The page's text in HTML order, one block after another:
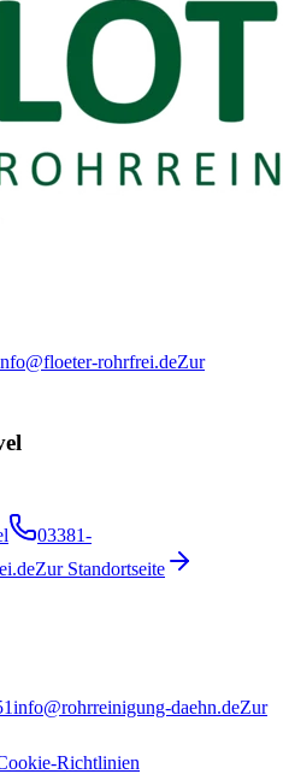
rohrfrei.deZur
03381-
Zur Standortseite
info@rohrreinigung-daehn.deZur
Richtlinien